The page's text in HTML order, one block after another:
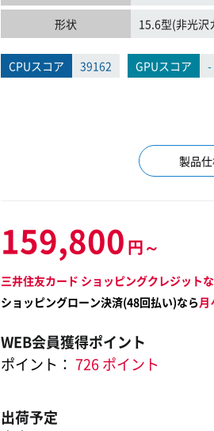
形状 15.6型(非光沢
CPUスコア 39162 GPUスコア -
製品
159,800 円～
三井住友カード ショッピングクレジット
ショッピングローン決済(48回払い)なら月
WEB会員獲得ポイント
ポイント： 726 ポイント
出荷予定